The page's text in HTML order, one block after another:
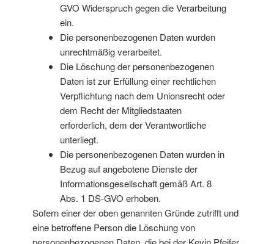
GVO Widerspruch gegen die Verarbeitung
ein.
Die personenbezogenen Daten wurden
unrechtmäßig verarbeitet.
Die Löschung der personenbezogenen
Daten ist zur Erfüllung einer rechtlichen
Verpflichtung nach dem Unionsrecht oder
dem Recht der Mitgliedstaaten
erforderlich, dem der Verantwortliche
unterliegt.
Die personenbezogenen Daten wurden in
Bezug auf angebotene Dienste der
Informationsgesellschaft gemäß Art. 8
Abs. 1 DS-GVO erhoben.
Sofern einer der oben genannten Gründe zutrifft und
eine betroffene Person die Löschung von